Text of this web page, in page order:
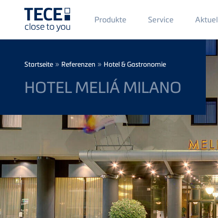
Main
Menü
1
Produkte Service
Breadcrumb
Startseite » Referenzen » Hotel & Gastronomie
HOTEL MELIÁ MILANO